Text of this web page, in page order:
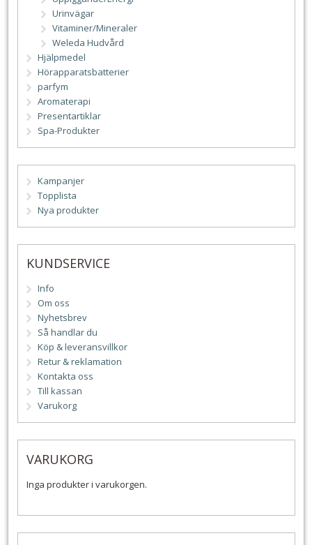
Urinvägar
Vitaminer/Mineraler
Weleda Hudvård
Hjälpmedel
Hörapparatsbatterier
parfym
Aromaterapi
Presentartiklar
Spa-Produkter
Kampanjer
Topplista
Nya produkter
KUNDSERVICE
Info
Om oss
Nyhetsbrev
Så handlar du
Köp & leveransvillkor
Retur & reklamation
Kontakta oss
Till kassan
Varukorg
VARUKORG
Inga produkter i varukorgen.